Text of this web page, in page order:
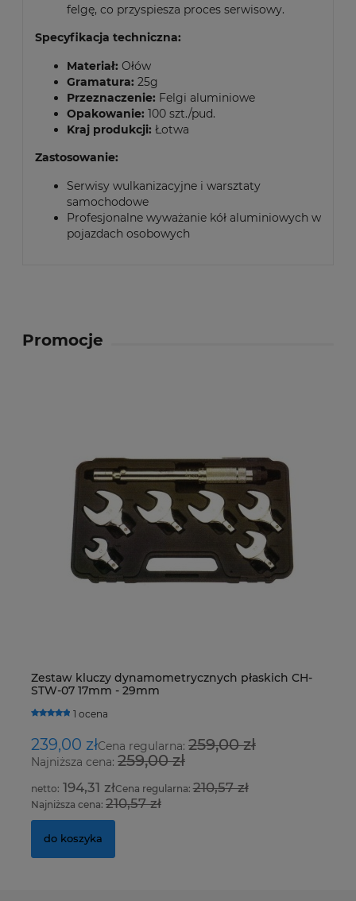
felgę, co przyspiesza proces serwisowy.
Specyfikacja techniczna:
Materiał: Ołów
Gramatura: 25g
Przeznaczenie: Felgi aluminiowe
Opakowanie: 100 szt./pud.
Kraj produkcji: Łotwa
Zastosowanie:
Serwisy wulkanizacyjne i warsztaty
samochodowe
Profesjonalne wyważanie kół aluminiowych w
pojazdach osobowych
Promocje
Zestaw kluczy dynamometrycznych płaskich CH-
STW-07 17mm - 29mm
1 ocena
239,00 złCena regularna: 259,00 zł
Najniższa cena: 259,00 zł
194,31 złCena regularna:210,57 zł
Najniższa cena: 210,57 zł
do koszyka